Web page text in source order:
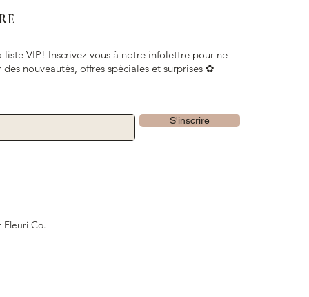
liste VIP! Inscrivez-vous à notre infolettre pour ne
des nouveautés, offres spéciales et surprises ✿
S'inscrire
Fleuri Co.